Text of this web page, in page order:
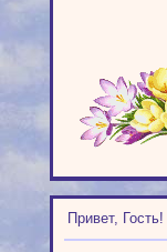
Привет, Гость!